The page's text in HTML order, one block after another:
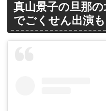
真山景子の旦那
でごくせん出演も